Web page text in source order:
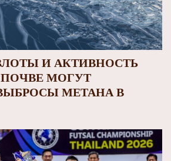
И АКТИВНОСТЬ
МОГУТ
МЕТАНА В